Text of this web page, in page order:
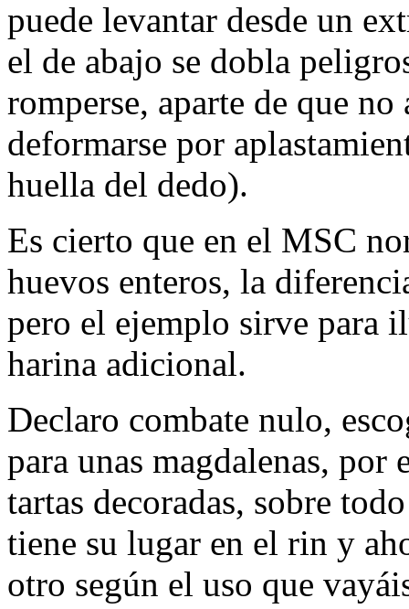
puede levantar desde un
el de abajo se dobla
romperse, aparte de que
deformarse por
huella del dedo).
Es cierto que en el MSC
huevos enteros, la
pero el ejemplo sirve para
harina adicional.
Declaro combate nulo,
para unas magdalenas,
tartas decoradas, sobre
tiene su lugar en el rin y
otro según el uso que